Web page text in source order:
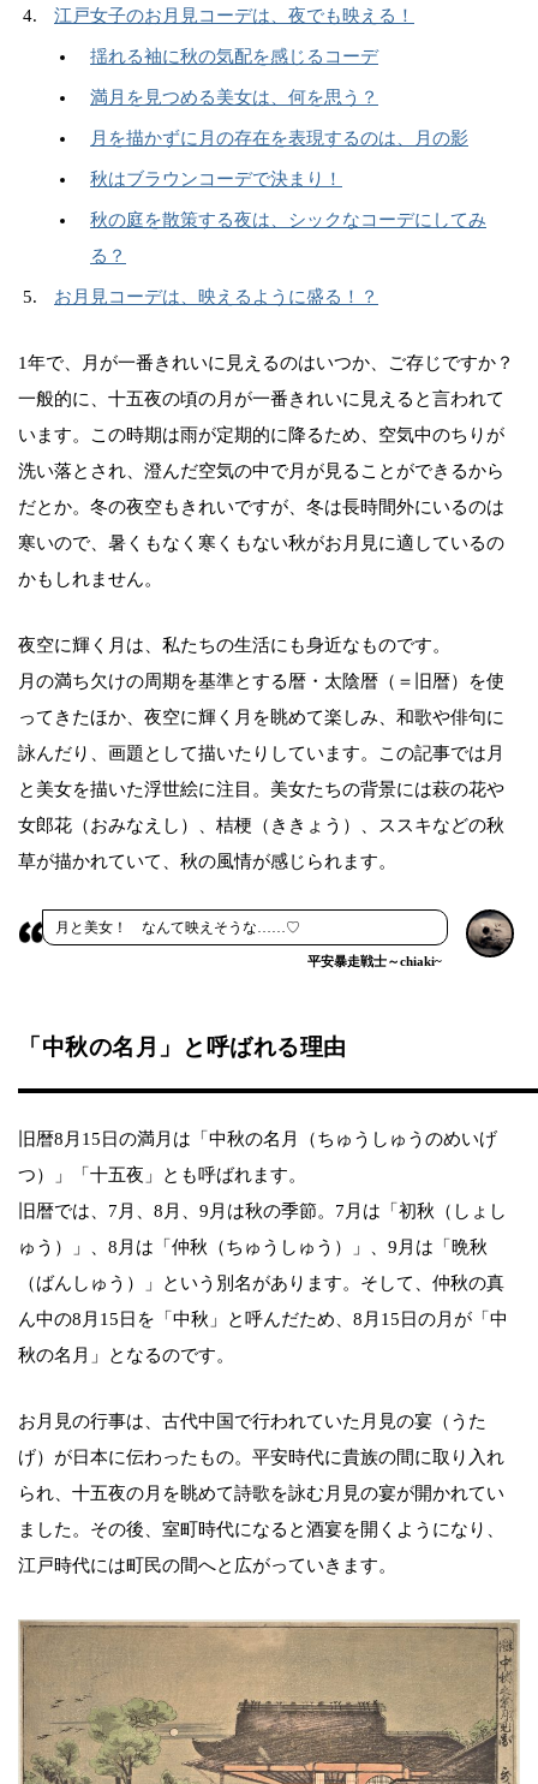
江戸女子のお月見コーデは、夜でも映える！
揺れる袖に秋の気配を感じるコーデ
満月を見つめる美女は、何を思う？
月を描かずに月の存在を表現するのは、月の影
秋はブラウンコーデで決まり！
秋の庭を散策する夜は、シックなコーデにしてみ
る？
お月見コーデは、映えるように盛る！？
1年で、月が一番きれいに見えるのはいつか、ご存じですか？
一般的に、十五夜の頃の月が一番きれいに見えると言われて
います。この時期は雨が定期的に降るため、空気中のちりが
洗い落とされ、澄んだ空気の中で月が見ることができるから
だとか。冬の夜空もきれいですが、冬は長時間外にいるのは
寒いので、暑くもなく寒くもない秋がお月見に適しているの
かもしれません。
夜空に輝く月は、私たちの生活にも身近なものです。
月の満ち欠けの周期を基準とする暦・太陰暦（＝旧暦）を使
ってきたほか、夜空に輝く月を眺めて楽しみ、和歌や俳句に
詠んだり、画題として描いたりしています。この記事では月
と美女を描いた浮世絵に注目。美女たちの背景には萩の花や
女郎花（おみなえし）、桔梗（ききょう）、ススキなどの秋
草が描かれていて、秋の風情が感じられます。
月と美女！ なんて映えそうな……♡
平安暴走戦士～chiaki~
「中秋の名月」と呼ばれる理由
旧暦8月15日の満月は「中秋の名月（ちゅうしゅうのめいげ
つ）」「十五夜」とも呼ばれます。
旧暦では、7月、8月、9月は秋の季節。7月は「初秋（しょし
ゅう）」、8月は「仲秋（ちゅうしゅう）」、9月は「晩秋
（ばんしゅう）」という別名があります。そして、仲秋の真
ん中の8月15日を「中秋」と呼んだため、8月15日の月が「中
秋の名月」となるのです。
お月見の行事は、古代中国で行われていた月見の宴（うた
げ）が日本に伝わったもの。平安時代に貴族の間に取り入れ
られ、十五夜の月を眺めて詩歌を詠む月見の宴が開かれてい
ました。その後、室町時代になると酒宴を開くようになり、
江戸時代には町民の間へと広がっていきます。